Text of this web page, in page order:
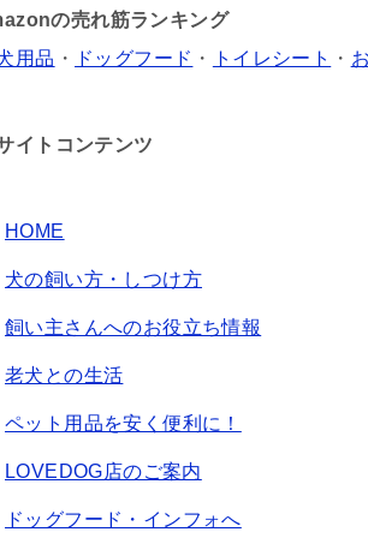
の売れ筋ランキング
用品 ・ ドッグフード ・ トイレシート ・
イトコンテンツ
HOME
犬の飼い方・しつけ方
飼い主さんへのお役立ち情報
老犬との生活
ペット用品を安く便利に！
LOVEDOG店のご案内
ドッグフード・インフォへ